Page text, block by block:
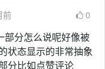
前 0
部分怎么说呢好像被
状态显示的非常抽象
分比如点赞评论